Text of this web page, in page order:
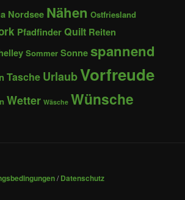
Nordsee Nähen Ostfriesland
PfadfinderQuilt Reiten
Sommer Sonnespannend
Tasche UrlaubVorfreude
Wetter Wäsche Wünsche
/Datenschutz